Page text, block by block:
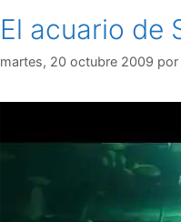
El acuario de
martes, 20 octubre 2009 por